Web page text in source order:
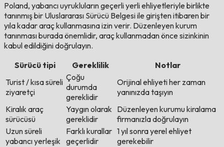
Poland, yabancı uyrukluların geçerli yerli ehliyetleriyle birlikte
tanınmış bir Uluslararası Sürücü Belgesi ile girişten itibaren bir
yıla kadar araç kullanmasına izin verir. Düzenleyen kurum
tanınması burada önemlidir, araç kullanmadan önce sizinkinin
kabul edildiğini doğrulayın.
Sürücü tipi
Gereklilik
Notlar
Turist / kısa süreli
ziyaretçi
Çoğu
durumda
gereklidir
Orijinal ehliyeti her zaman
yanınızda taşıyın
Kiralık araç
sürücüsü
Yaygın olarak
gereklidir
Düzenleyen kurumu kiralama
firmanızla doğrulayın
Uzun süreli
yabancı yerleşik
Farklı kurallar
geçerlidir
1 yıl sonra yerel ehliyet
gerekebilir